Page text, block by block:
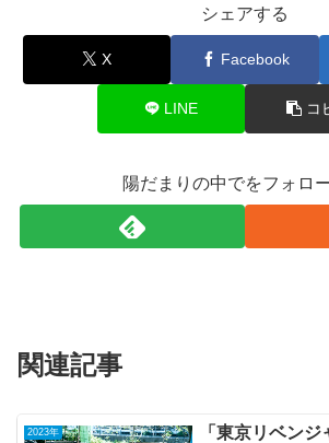
シェアする
X Facebook
LINE コ
陽だまりの中でをフォロ
関連記事
2023年
「東京リベン